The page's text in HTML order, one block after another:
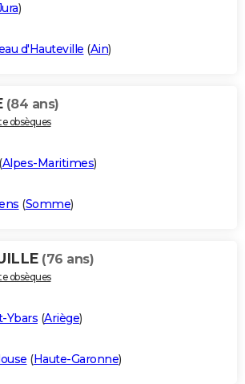
)
d'Hauteville (Ain)
(84 ans)
obsèques
(Alpes-Maritimes)
(Somme)
(76 ans)
obsèques
Ybars (Ariège)
(Haute-Garonne)